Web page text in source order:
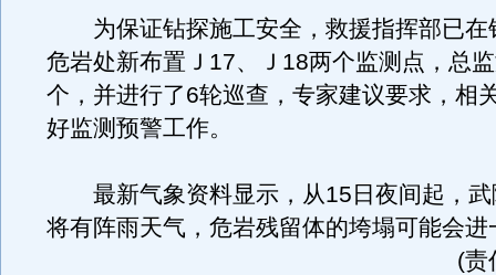
为保证钻探施工安全，救援指挥部已在
危岩处新布置Ｊ17、Ｊ18两个监测点，总
个，并进行了6轮巡查，专家建议要求，相
好监测预警工作。
最新气象资料显示，从15日夜间起，武
将有阵雨天气，危岩残留体的垮塌可能会进
(责